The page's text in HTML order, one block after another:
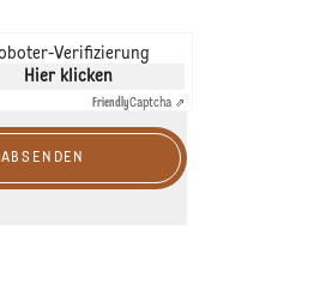
Verifizierung
Hier klicken
FriendlyCaptcha ⇗
ABSENDEN